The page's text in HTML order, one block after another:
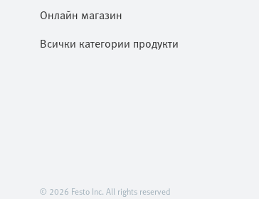
Онлайн магазин
Всички категории продукти
© 2026 Festo Inc. All rights reserved